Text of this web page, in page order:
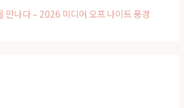
만나다 – 2026 미디어 오프 나이트 풍경